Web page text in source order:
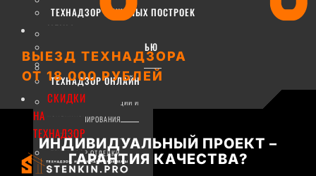
КВАРТИРЫ
КВАРТИРЫ
КВАРТИРЫ
ТЕХНАДЗОР ВЕНТИЛЯЦИИ И
КОНДИЦИОНИРОВАНИЯ
КВАРТИРЫ
ТЕХНАДЗОР ОТДЕЛКИ
КВАРТИРЫ
ТЕХНАДЗОР НЕЖИЛЫХ ПОСТРОЕК
ЦЕНЫ
ПРОВЕРКА АЭРОДВЕРЬЮ
ВЫЕЗД ТЕХНАДЗОРА
ТЕХНАДЗОР ОНЛАЙН
СКИДКИ
НА
ТЕХНАДЗОР
ВЫЕЗД ТЕХНАДЗОРА
ОТ 18 000 РУБЛЕЙ
ИНДИВИДУАЛЬНЫЙ ПРОЕКТ –
ГАРАНТИЯ КАЧЕСТВА?​